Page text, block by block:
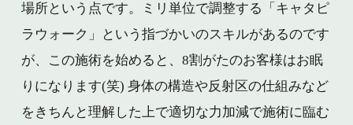
場所という点です。ミリ単位で調整する「キャタピ
ラウォーク」という指づかいのスキルがあるのです
が、この施術を始めると、8割がたのお客様はお眠
りになります(笑) 身体の構造や反射区の仕組みなど
をきちんと理解した上で適切な力加減で施術に臨む